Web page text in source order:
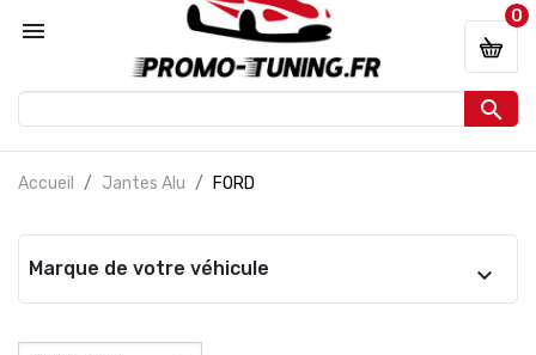


0
Accueil Jantes Alu FORD
Marque de votre véhicule